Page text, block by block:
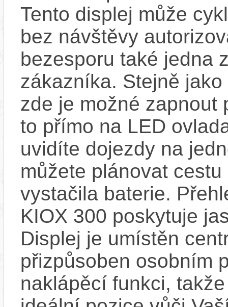
Tento displej může
bez návštěvy
bezesporu také jedna
zákazníka. Stejně
zde je možné zapnout
to přímo na LED
uvidíte dojezdy na
můžete plánovat
vystačila baterie.
KIOX 300 poskytuje
Displej je umístěn
přizpůsoben osobním
naklápěcí funkci,